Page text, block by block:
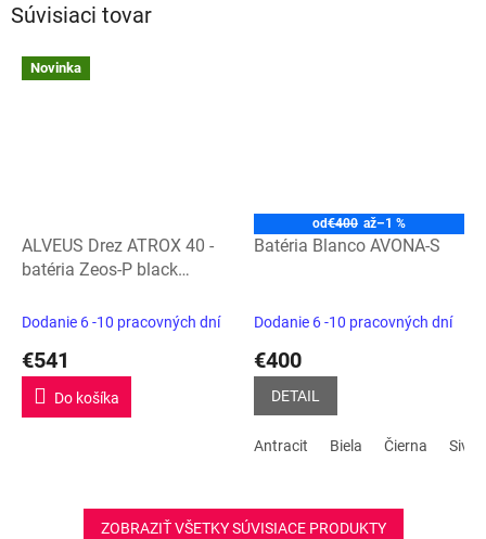
Súvisiaci tovar
Novinka
ALVEUS Drez ATROX 40 -
batéria Zeos-P black
Dodanie 6 -10 pracovných dní
€541
Do košíka
od€400 až–1 %
Batéria Blanco AVONA-S
Dodanie 6 -10 pracovných dní
€400
DETAIL
Antracit Biela Čierna Sivá
ZOBRAZIŤ VŠETKY SÚVISIACE PRODUKTY